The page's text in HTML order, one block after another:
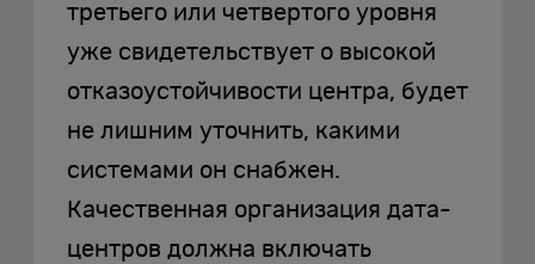
третьего или четвертого уровня
уже свидетельствует о высокой
отказоустойчивости центра, будет
не лишним уточнить, какими
системами он снабжен.
Качественная организация дата-
центров должна включать